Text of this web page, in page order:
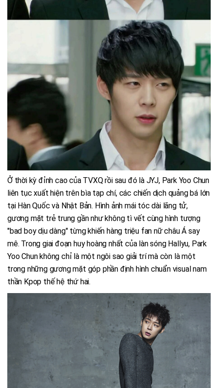
Ở thời kỳ đỉnh cao của TVXQ rồi sau đó là JYJ, Park Yoo Chun
liên tục xuất hiện trên bìa tạp chí, các chiến dịch quảng bá lớn
tại Hàn Quốc và Nhật Bản. Hình ảnh mái tóc dài lãng tử,
gương mặt trẻ trung gần như không tì vết cùng hình tượng
"bad boy dịu dàng" từng khiến hàng triệu fan nữ châu Á say
mê. Trong giai đoạn huy hoàng nhất của làn sóng Hallyu, Park
Yoo Chun không chỉ là một ngôi sao giải trí mà còn là một
trong những gương mặt góp phần định hình chuẩn visual nam
thần Kpop thế hệ thứ hai.